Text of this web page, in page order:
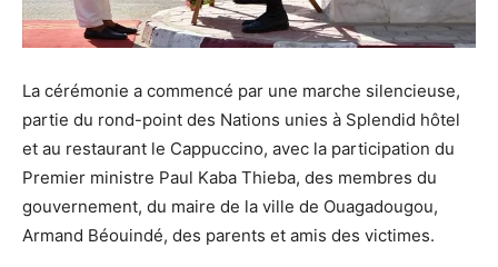
La cérémonie a commencé par une marche silencieuse,
partie du rond-point des Nations unies à Splendid hôtel
et au restaurant le Cappuccino, avec la participation du
Premier ministre Paul Kaba Thieba, des membres du
gouvernement, du maire de la ville de Ouagadougou,
Armand Béouindé, des parents et amis des victimes.